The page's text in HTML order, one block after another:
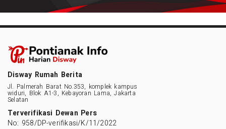
Disway Rumah Berita
Jl. Palmerah Barat No.353, komplek kampus
widuri, Blok A1-3, Kebayoran Lama, Jakarta
Selatan
Terverifikasi Dewan Pers
No: 958/DP-verifikasi/K/11/2022